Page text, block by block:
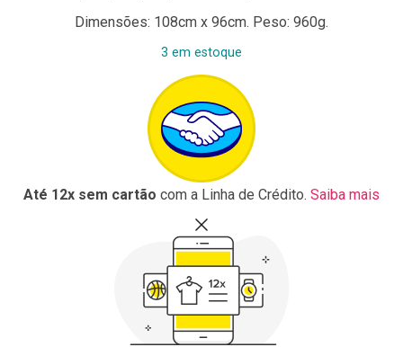
Dimensões: 108cm x 96cm. Peso: 960g.
3 em estoque
Até 12x sem cartão com a Linha de Crédito. Saiba mais